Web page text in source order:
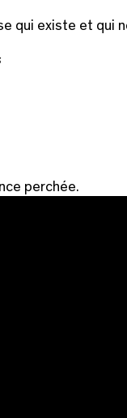
qui existe et qui
perchée.